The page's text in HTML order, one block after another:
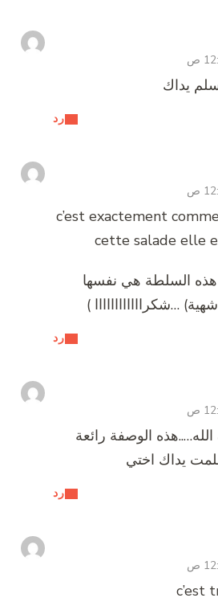
رد
يداك
رد
c’est exactement
cette salade elle
السلطة هي نفسها
…شكراااااااااااا )
رد
الوصفة رائعة
يداك اختي
c’est